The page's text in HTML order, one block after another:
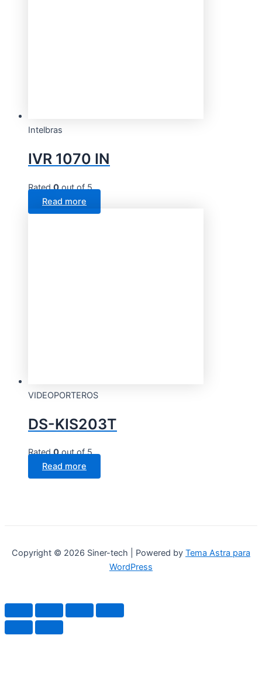
Intelbras
IVR 1070 IN
Rated0out of 5
Read more
VIDEOPORTEROS
DS-KIS203T
Rated0out of 5
Read more
Copyright © 2026 Siner-tech | Powered by Tema Astra para
WordPress